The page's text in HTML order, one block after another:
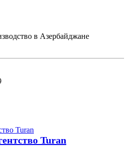
в Азербайджане
Turan